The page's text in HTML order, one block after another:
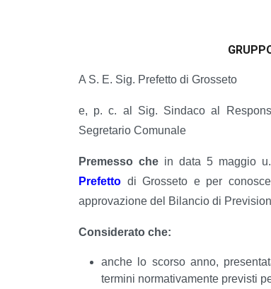
A S. E. Sig. Prefetto di Grosseto
e, p. c. al Sig. Sindaco al
Segretario Comunale
Premesso che in data 5 maggio
Prefetto di Grosseto e per
approvazione del Bilancio di
Considerato che:
anche lo scorso anno,
termini normativamente previsti